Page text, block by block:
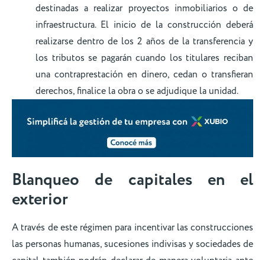
destinadas a realizar proyectos inmobiliarios o de
infraestructura. El inicio de la construcción deberá
realizarse dentro de los 2 años de la transferencia y
los tributos se pagarán cuando los titulares reciban
una contraprestación en dinero, cedan o transfieran
derechos, finalice la obra o se adjudique la unidad.
Blanqueo de capitales en el
exterior
A través de este régimen para incentivar las construcciones
las personas humanas, sucesiones indivisas y sociedades de